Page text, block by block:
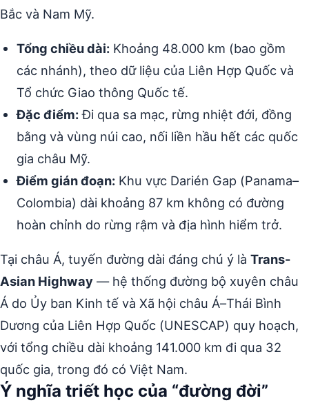
Bắc và Nam Mỹ.
Tổng chiều dài: Khoảng 48.000 km (bao gồm
các nhánh), theo dữ liệu của Liên Hợp Quốc và
Tổ chức Giao thông Quốc tế.
Đặc điểm:Đi qua sa mạc, rừng nhiệt đới, đồng
bằng và vùng núi cao, nối liền hầu hết các quốc
gia châu Mỹ.
Điểm gián đoạn: Khu vực Darién Gap (Panama–
Colombia) dài khoảng 87 km không có đường
hoàn chỉnh do rừng rậm và địa hình hiểm trở.
Tại châu Á, tuyến đường dài đáng chú ý là Trans-
Asian Highway — hệ thống đường bộ xuyên châu
Á do Ủy ban Kinh tế và Xã hội châu Á–Thái Bình
Dương của Liên Hợp Quốc (UNESCAP) quy hoạch,
với tổng chiều dài khoảng 141.000 km đi qua 32
quốc gia, trong đó có Việt Nam.
Ý nghĩa triết học của “đường đời”